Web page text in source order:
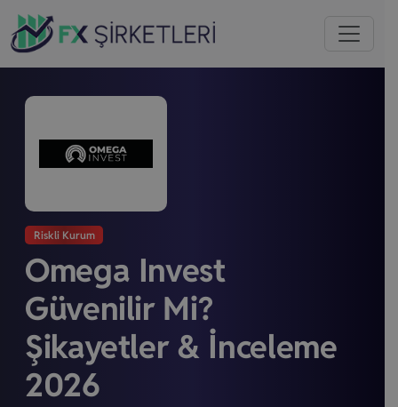
Riskli Kurum
Omega Invest
Güvenilir Mi?
Şikayetler & İnceleme
2026